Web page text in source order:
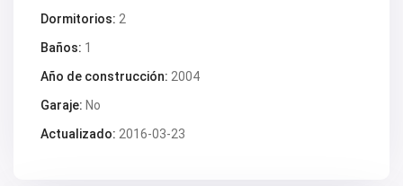
Dormitorios: 2
Baños: 1
Año de construcción: 2004
Garaje: No
Actualizado: 2016-03-23